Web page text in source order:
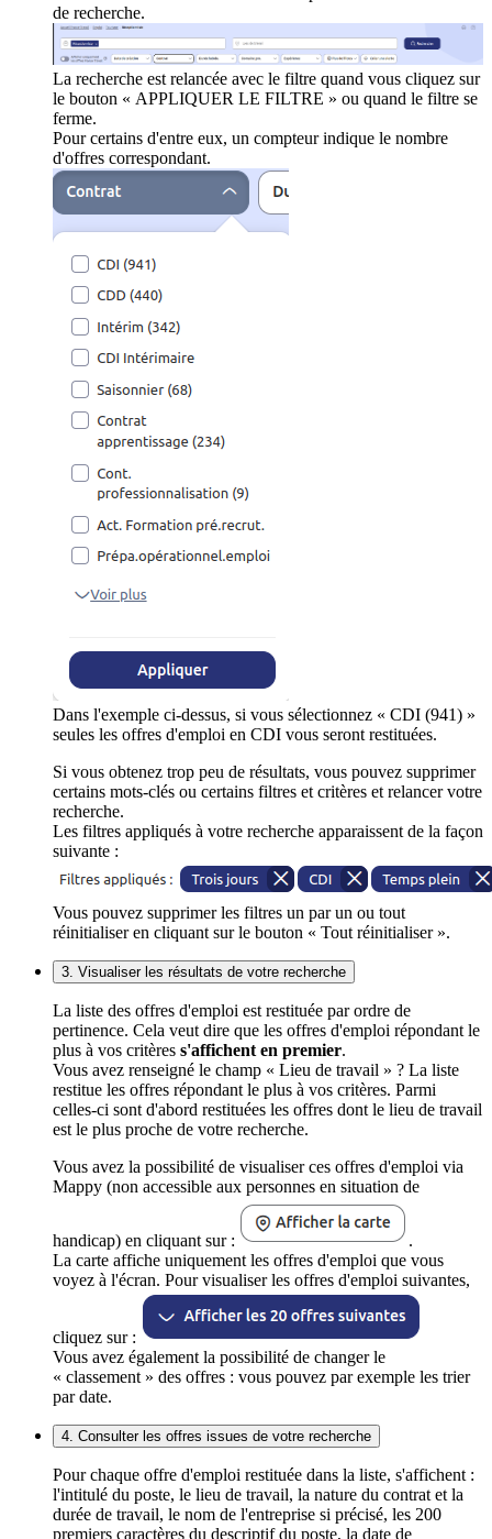
de recherche.
La recherche est relancée avec le filtre quand vous cliquez sur
le bouton « APPLIQUER LE FILTRE » ou quand le filtre se
ferme.
Pour certains d'entre eux, un compteur indique le nombre
d'offres correspondant.
Dans l'exemple ci-dessus, si vous sélectionnez « CDI (941) »
seules les offres d'emploi en CDI vous seront restituées.
Si vous obtenez trop peu de résultats, vous pouvez supprimer
certains mots-clés ou certains filtres et critères et relancer votre
recherche.
Les filtres appliqués à votre recherche apparaissent de la façon
suivante :
Vous pouvez supprimer les filtres un par un ou tout
réinitialiser en cliquant sur le bouton « Tout réinitialiser ».
3. Visualiser les résultats de votre recherche
La liste des offres d'emploi est restituée par ordre de
pertinence. Cela veut dire que les offres d'emploi répondant le
plus à vos critères s'affichent en premier.
Vous avez renseigné le champ « Lieu de travail » ? La liste
restitue les offres répondant le plus à vos critères. Parmi
celles-ci sont d'abord restituées les offres dont le lieu de travail
est le plus proche de votre recherche.
Vous avez la possibilité de visualiser ces offres d'emploi via
Mappy (non accessible aux personnes en situation de
handicap) en cliquant sur :
.
La carte affiche uniquement les offres d'emploi que vous
voyez à l'écran. Pour visualiser les offres d'emploi suivantes,
cliquez sur :
Vous avez également la possibilité de changer le
« classement » des offres : vous pouvez par exemple les trier
par date.
4. Consulter les offres issues de votre recherche
Pour chaque offre d'emploi restituée dans la liste, s'affichent :
l'intitulé du poste, le lieu de travail, la nature du contrat et la
durée de travail, le nom de l'entreprise si précisé, les 200
premiers caractères du descriptif du poste, la date de